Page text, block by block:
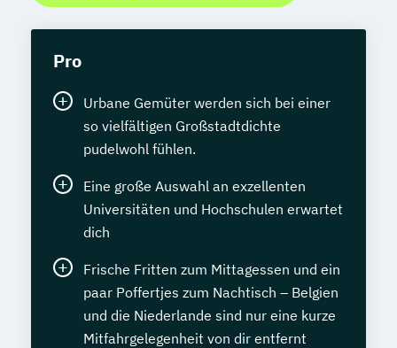
Pro
Urbane Gemüter werden sich bei einer
so vielfältigen Großstadtdichte
pudelwohl fühlen.
Eine große Auswahl an exzellenten
Universitäten und Hochschulen erwartet
dich
Frische Fritten zum Mittagessen und ein
paar Poffertjes zum Nachtisch – Belgien
und die Niederlande sind nur eine kurze
Mitfahrgelegenheit von dir entfernt